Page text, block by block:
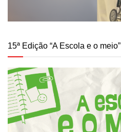
15ª Edição “A Escola e o meio”